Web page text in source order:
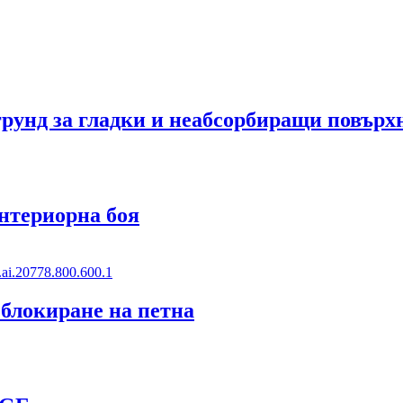
за гладки и неабсорбиращи
боя
на петна